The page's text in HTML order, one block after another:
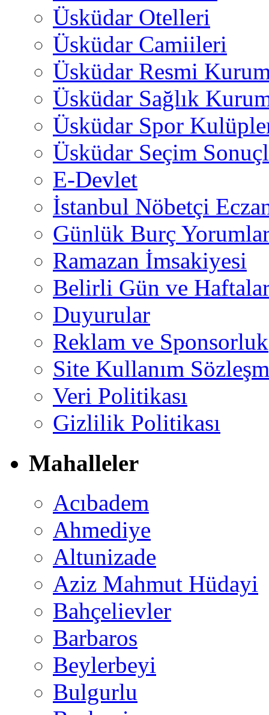
Üsküdar Otelleri
Üsküdar Camiileri
Üsküdar Resmi
Üsküdar Sağlık
Üsküdar Spor
Üsküdar Seçim
E-Devlet
İstanbul Nöbetçi
Günlük Burç
Ramazan İmsakiyesi
Belirli Gün ve
Duyurular
Reklam ve Sponsorluk
Site Kullanım
Veri Politikası
Gizlilik Politikası
Mahalleler
Acıbadem
Ahmediye
Altunizade
Aziz Mahmut Hüdayi
Bahçelievler
Barbaros
Beylerbeyi
Bulgurlu